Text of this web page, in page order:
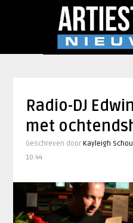
Radio-DJ
met
Geschreven door Kayleigh
10:44